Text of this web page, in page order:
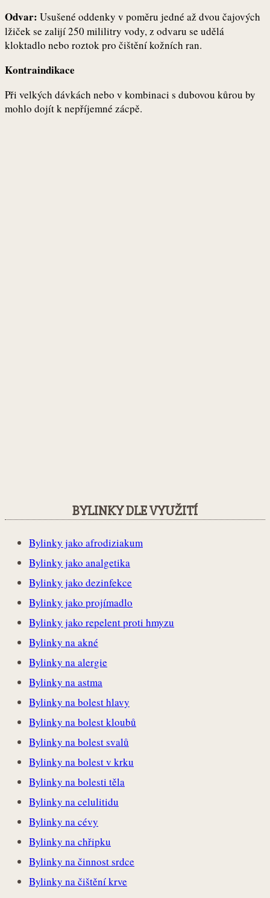
Odvar: Usušené oddenky v poměru jedné až dvou čajových
lžiček se zalijí 250 mililitry vody, z odvaru se udělá
kloktadlo nebo roztok pro čištění kožních ran.
Kontraindikace
Při velkých dávkách nebo v kombinaci s dubovou kůrou by
mohlo dojít k nepříjemné zácpě.
BYLINKY DLE VYUŽITÍ
Bylinky jako afrodiziakum
Bylinky jako analgetika
Bylinky jako dezinfekce
Bylinky jako projímadlo
Bylinky jako repelent proti hmyzu
Bylinky na akné
Bylinky na alergie
Bylinky na astma
Bylinky na bolest hlavy
Bylinky na bolest kloubů
Bylinky na bolest svalů
Bylinky na bolest v krku
Bylinky na bolesti těla
Bylinky na celulitidu
Bylinky na cévy
Bylinky na chřipku
Bylinky na činnost srdce
Bylinky na čištění krve